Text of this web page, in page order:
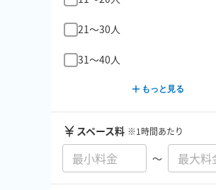
21〜30人
31〜40人
もっと見る
スペース料 ※1時間あたり
〜